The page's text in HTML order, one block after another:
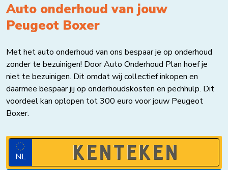
Auto onderhoud van jouw
Peugeot Boxer
Met het auto onderhoud van ons bespaar je op onderhoud
zonder te bezuinigen! Door Auto Onderhoud Plan hoef je
niet te bezuinigen. Dit omdat wij collectief inkopen en
daarmee bespaar jij op onderhoudskosten en pechhulp. Dit
voordeel kan oplopen tot 300 euro voor jouw Peugeot
Boxer.
NL